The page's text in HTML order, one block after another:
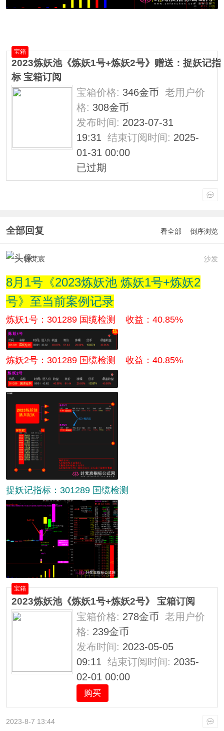
宝箱
2023炼妖池《炼妖1号+炼妖2号》赠送：捉妖记指
标 宝箱订阅
宝箱价格: 346金币 老用户价
格: 308金币
发布时间: 2023-07-31
19:31 结束订阅时间: 2025-
01-31 00:00
已过期
全部回复 看全部 倒序浏览
沙发
叶梵宸
8月1号《2023炼妖池 炼妖1号+炼妖2
号》至当前案例记录
炼妖1号：301289 国缆检测 收益：40.85%
炼妖2号： 301289 国缆检测 收益：40.85%
捉妖记指标：301289 国缆检测
宝箱
2023炼妖池《炼妖1号+炼妖2号》 宝箱订阅
宝箱价格: 278金币 老用户价
格: 239金币
发布时间: 2023-05-05
09:11 结束订阅时间: 2035-
02-01 00:00
购买
2023-8-7 13:44